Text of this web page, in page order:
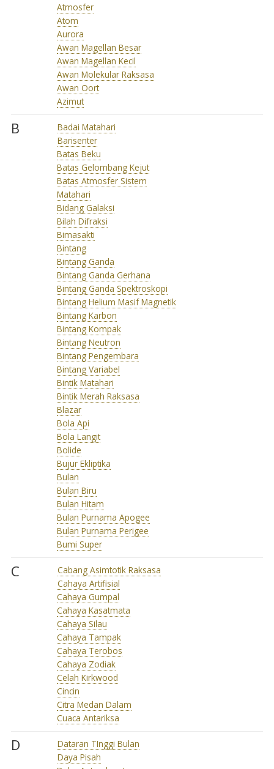
Atmosfer
Atom
Aurora
Awan Magellan Besar
Awan Magellan Kecil
Awan Molekular Raksasa
Awan Oort
Azimut
B
Badai Matahari
Barisenter
Batas Beku
Batas Gelombang Kejut
Batas Atmosfer Sistem
Matahari
Bidang Galaksi
Bilah Difraksi
Bimasakti
Bintang
Bintang Ganda
Bintang Ganda Gerhana
Bintang Ganda Spektroskopi
Bintang Helium Masif Magnetik
Bintang Karbon
Bintang Kompak
Bintang Neutron
Bintang Pengembara
Bintang Variabel
Bintik Matahari
Bintik Merah Raksasa
Blazar
Bola Api
Bola Langit
Bolide
Bujur Ekliptika
Bulan
Bulan Biru
Bulan Hitam
Bulan Purnama Apogee
Bulan Purnama Perigee
Bumi Super
C
Cabang Asimtotik Raksasa
Cahaya Artifisial
Cahaya Gumpal
Cahaya Kasatmata
Cahaya Silau
Cahaya Tampak
Cahaya Terobos
Cahaya Zodiak
Celah Kirkwood
Cincin
Citra Medan Dalam
Cuaca Antariksa
D
Dataran TInggi Bulan
Daya Pisah